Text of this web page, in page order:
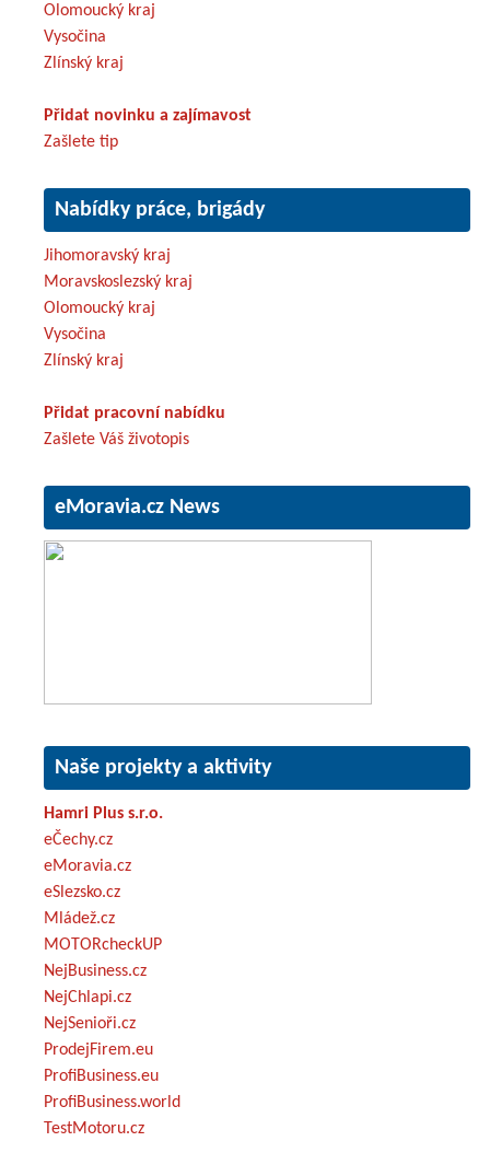
Olomoucký kraj
Vysočina
Zlínský kraj
Přidat novinku a zajímavost
Zašlete tip
Nabídky práce, brigády
Jihomoravský kraj
Moravskoslezský kraj
Olomoucký kraj
Vysočina
Zlínský kraj
Přidat pracovní nabídku
Zašlete Váš životopis
eMoravia.cz News
Naše projekty a aktivity
Hamri Plus s.r.o.
eČechy.cz
eMoravia.cz
eSlezsko.cz
Mládež.cz
MOTORcheckUP
NejBusiness.cz
NejChlapi.cz
NejSenioři.cz
ProdejFirem.eu
ProfiBusiness.eu
ProfiBusiness.world
TestMotoru.cz